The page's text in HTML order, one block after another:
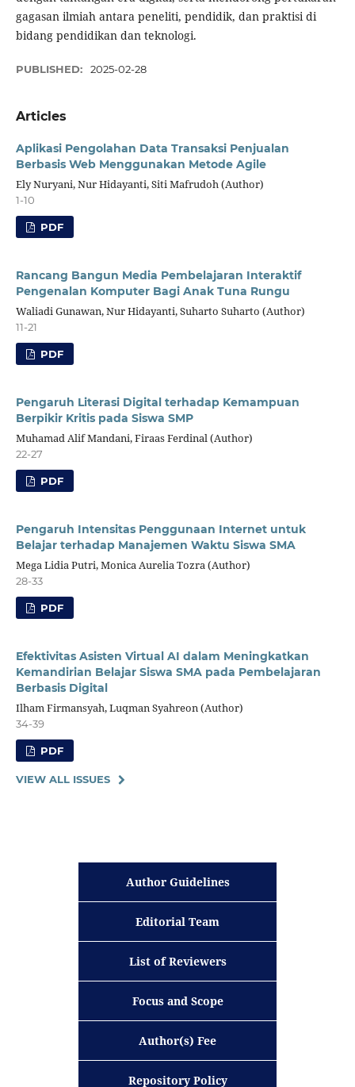
gagasan ilmiah antara peneliti, pendidik, dan praktisi di
bidang pendidikan dan teknologi.
PUBLISHED: 2025-02-28
Articles
Aplikasi Pengolahan Data Transaksi Penjualan
Berbasis Web Menggunakan Metode Agile
Ely Nuryani, Nur Hidayanti, Siti Mafrudoh (Author)
1-10
PDF
Rancang Bangun Media Pembelajaran Interaktif
Pengenalan Komputer Bagi Anak Tuna Rungu
Waliadi Gunawan, Nur Hidayanti, Suharto Suharto (Author)
11-21
PDF
Pengaruh Literasi Digital terhadap Kemampuan
Berpikir Kritis pada Siswa SMP
Muhamad Alif Mandani, Firaas Ferdinal (Author)
22-27
PDF
Pengaruh Intensitas Penggunaan Internet untuk
Belajar terhadap Manajemen Waktu Siswa SMA
Mega Lidia Putri, Monica Aurelia Tozra (Author)
28-33
PDF
Efektivitas Asisten Virtual AI dalam Meningkatkan
Kemandirian Belajar Siswa SMA pada Pembelajaran
Berbasis Digital
Ilham Firmansyah, Luqman Syahreon (Author)
34-39
PDF
VIEW ALL ISSUES
Author Guidelines
Editorial Team
List of Reviewers
Focus and Scope
Author(s) Fee
Repository Policy